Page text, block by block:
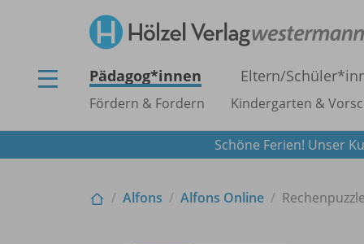
Pädagog*innen Eltern/
Fördern & Fordern Kindergarten &
Schöne Ferien! Unser
Alfons Alfons Online